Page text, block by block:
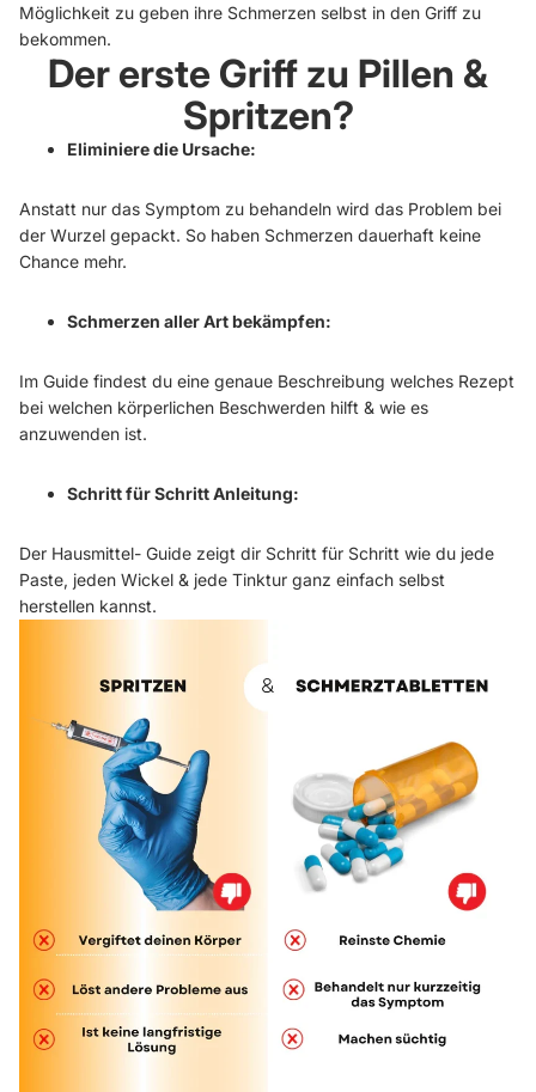
Möglichkeit zu geben ihre Schmerzen selbst in den Griff zu
bekommen.
Der erste Griff zu Pillen &
Spritzen?
Eliminiere die Ursache:
Anstatt nur das Symptom zu behandeln wird das Problem bei
der Wurzel gepackt. So haben Schmerzen dauerhaft keine
Chance mehr.
Schmerzen aller Art bekämpfen:
Im Guide findest du eine genaue Beschreibung welches Rezept
bei welchen körperlichen Beschwerden hilft & wie es
anzuwenden ist.
Schritt für Schritt Anleitung:
Der Hausmittel- Guide zeigt dir Schritt für Schritt wie du jede
Paste, jeden Wickel & jede Tinktur ganz einfach selbst
herstellen kannst.